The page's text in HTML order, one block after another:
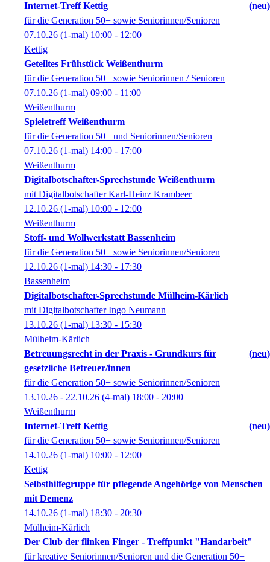
Internet-Treff Kettig
neu
für die Generation 50+ sowie Seniorinnen/Senioren
07.10.26 (1-mal) 10:00 - 12:00
Kettig
Geteiltes Frühstück Weißenthurm
für die Generation 50+ sowie Seniorinnen / Senioren
07.10.26 (1-mal) 09:00 - 11:00
Weißenthurm
Spieletreff Weißenthurm
für die Generation 50+ und Seniorinnen/Senioren
07.10.26 (1-mal) 14:00 - 17:00
Weißenthurm
Digitalbotschafter-Sprechstunde Weißenthurm
mit Digitalbotschafter Karl-Heinz Krambeer
12.10.26 (1-mal) 10:00 - 12:00
Weißenthurm
Stoff- und Wollwerkstatt Bassenheim
für die Generation 50+ sowie Seniorinnen/Senioren
12.10.26 (1-mal) 14:30 - 17:30
Bassenheim
Digitalbotschafter-Sprechstunde Mülheim-Kärlich
mit Digitalbotschafter Ingo Neumann
13.10.26 (1-mal) 13:30 - 15:30
Mülheim-Kärlich
Betreuungsrecht in der Praxis - Grundkurs für
gesetzliche Betreuer/innen
neu
für die Generation 50+ sowie Seniorinnen/Senioren
13.10.26 - 22.10.26 (4-mal) 18:00 - 20:00
Weißenthurm
Internet-Treff Kettig
neu
für die Generation 50+ sowie Seniorinnen/Senioren
14.10.26 (1-mal) 10:00 - 12:00
Kettig
Selbsthilfegruppe für pflegende Angehörige von Menschen
mit Demenz
14.10.26 (1-mal) 18:30 - 20:30
Mülheim-Kärlich
Der Club der flinken Finger - Treffpunkt "Handarbeit"
für kreative Seniorinnen/Senioren und die Generation 50+